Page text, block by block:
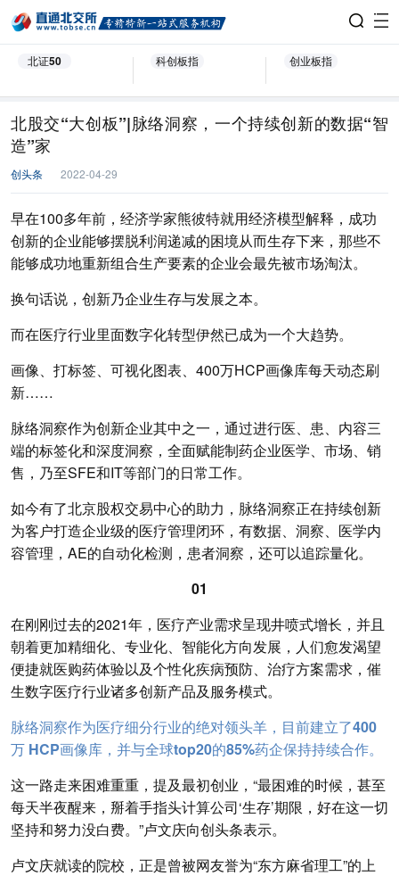
北证50 科创板指 创业板指
北股交“大创板”|脉络洞察，一个持续创新的数据“智
造”家
创头条 2022-04-29
早在100多年前，经济学家熊彼特就用经济模型解释，成功
创新的企业能够摆脱利润递减的困境从而生存下来，那些不
能够成功地重新组合生产要素的企业会最先被市场淘汰。
换句话说，创新乃企业生存与发展之本。
而在医疗行业里面数字化转型伊然已成为一个大趋势。
画像、打标签、可视化图表、400万HCP画像库每天动态刷
新……
脉络洞察作为创新企业其中之一，通过进行医、患、内容三
端的标签化和深度洞察，全面赋能制药企业医学、市场、销
售，乃至SFE和IT等部门的日常工作。
如今有了北京股权交易中心的助力，脉络洞察正在持续创新
为客户打造企业级的医疗管理闭环，有数据、洞察、医学内
容管理，AE的自动化检测，患者洞察，还可以追踪量化。
01
在刚刚过去的2021年，医疗产业需求呈现井喷式增长，并且
朝着更加精细化、专业化、智能化方向发展，人们愈发渴望
便捷就医购药体验以及个性化疾病预防、治疗方案需求，催
生数字医疗行业诸多创新产品及服务模式。
脉络洞察作为医疗细分行业的绝对领头羊，目前建立了400
万 HCP画像库，并与全球top20的85%药企保持持续合作。
这一路走来困难重重，提及最初创业，“最困难的时候，甚至
每天半夜醒来，掰着手指头计算公司‘生存’期限，好在这一切
坚持和努力没白费。”卢文庆向创头条表示。
卢文庆就读的院校，正是曾被网友誉为“东方麻省理工”的上